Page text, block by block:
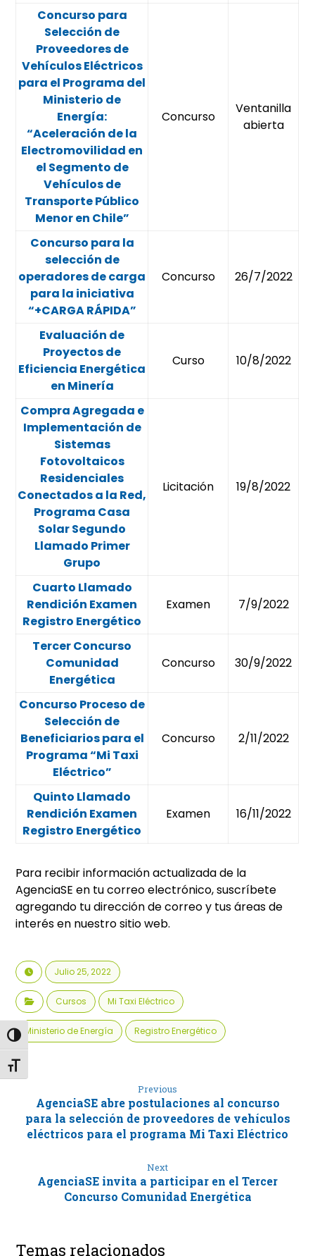
Alternar alto contraste
Alternar tamaño de letra
Concurso para
Selección de
Proveedores de
Vehículos Eléctricos
para el Programa del
Ministerio de
Energía:
“Aceleración de la
Electromovilidad en
el Segmento de
Vehículos de
Transporte Público
Menor en Chile”
Concurso
Ventanilla
abierta
Concurso para la
selección de
operadores de carga
para la iniciativa
“+CARGA RÁPIDA”
Concurso 26/7/2022
Evaluación de
Proyectos de
Eficiencia Energética
en Minería
Curso 10/8/2022
Compra Agregada e
Implementación de
Sistemas
Fotovoltaicos
Residenciales
Conectados a la Red,
Programa Casa
Solar Segundo
Llamado Primer
Grupo
Licitación 19/8/2022
Cuarto Llamado
Rendición Examen
Registro Energético
Examen 7/9/2022
Tercer Concurso
Comunidad
Energética
Concurso 30/9/2022
Concurso Proceso de
Selección de
Beneficiarios para el
Programa “Mi Taxi
Eléctrico”
Concurso 2/11/2022
Quinto Llamado
Rendición Examen
Registro Energético
Examen 16/11/2022
Para recibir información actualizada de la
AgenciaSE en tu correo electrónico, suscríbete
agregando tu dirección de correo y tus áreas de
interés en nuestro sitio web.
Julio 25, 2022
Cursos Mi Taxi Eléctrico
Ministerio de Energía Registro Energético
Previous
AgenciaSE abre postulaciones al concurso
para la selección de proveedores de vehículos
eléctricos para el programa Mi Taxi Eléctrico
Next
AgenciaSE invita a participar en el Tercer
Concurso Comunidad Energética
Temas relacionados